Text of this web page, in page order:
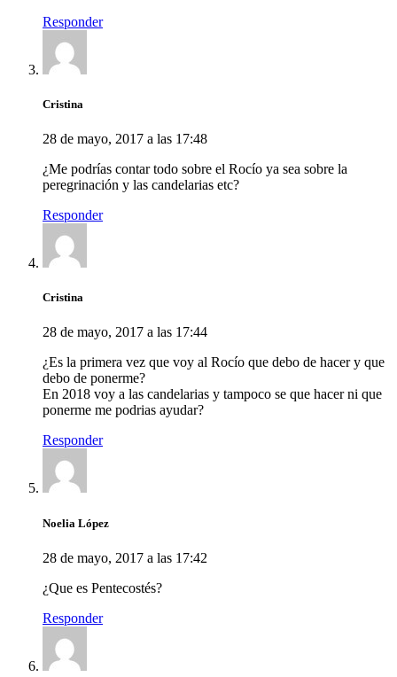
Responder
Cristina
28 de mayo, 2017 a las 17:48
¿Me podrías contar todo sobre el Rocío ya sea sobre la
peregrinación y las candelarias etc?
Responder
Cristina
28 de mayo, 2017 a las 17:44
¿Es la primera vez que voy al Rocío que debo de hacer y que
debo de ponerme?
En 2018 voy a las candelarias y tampoco se que hacer ni que
ponerme me podrias ayudar?
Responder
Noelia López
28 de mayo, 2017 a las 17:42
¿Que es Pentecostés?
Responder